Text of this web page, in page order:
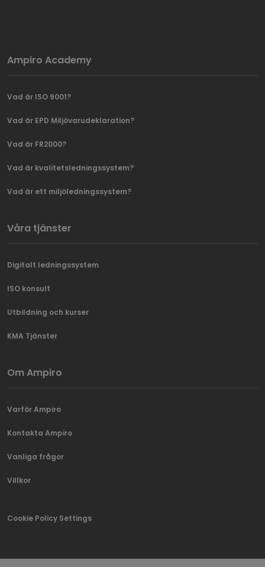
Ampiro Academy
Vad är ISO 9001?
Vad är EPD Miljövarudeklaration?
Vad är FR2000?
Vad är kvalitetsledningssystem?
Vad är ett miljöledningssystem?
Våra tjänster
Digitalt ledningssystem
ISO konsult
Utbildning och kurser
KMA Tjänster
Om Ampiro
Varför Ampiro
Kontakta Ampiro
Vanliga frågor
Villkor
Cookie Policy Settings